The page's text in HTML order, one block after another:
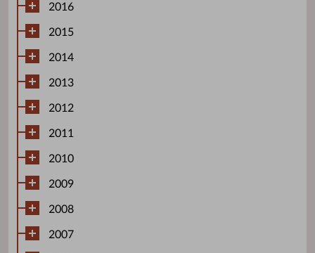
2016
2015
2014
2013
2012
2011
2010
2009
2008
2007